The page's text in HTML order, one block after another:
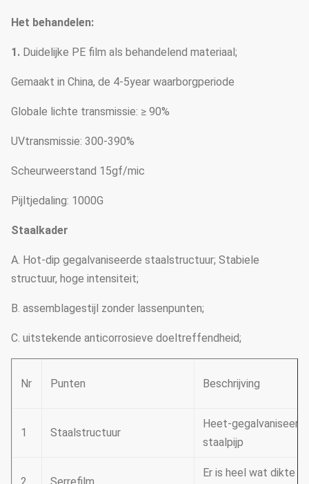
Het behandelen:
1. Duidelijke PE film als behandelend materiaal;
Gemaakt in China, de 4-5year waarborgperiode
Globale lichte transmissie: ≥ 90%
UVtransmissie: 300-390%
Scheurweerstand 15gf/mic
Pijltjedaling: 1000G
Staalkader
A. Hot-dip gegalvaniseerde staalstructuur; Stabiele
structuur, hoge intensiteit;
B. assemblagestijl zonder lassenpunten;
C. uitstekende anticorrosieve doeltreffendheid;
Nr Punten Beschrijving
1 Staalstructuur
Heet-
staalpijp
Er is heel wat dikte